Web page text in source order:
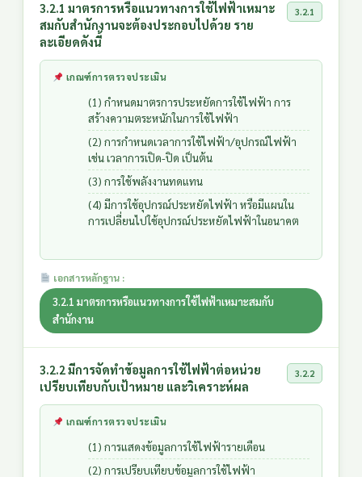
3.2.1 มาตรการหรือแนวทางการใช้ไฟฟ้าเหมาะ
สมกับสำนักงานจะต้องประกอบไปด้วย ราย
ละเอียดดังนี้
3.2.1
เกณฑ์การตรวจประเมิน
(1) กำหนดมาตรการประหยัดการใช้ไฟฟ้า การ
สร้างความตระหนักในการใช้ไฟฟ้า
(2) การกำหนดเวลาการใช้ไฟฟ้า/อุปกรณ์ไฟฟ้า
เช่น เวลาการเปิด-ปิด เป็นต้น
(3) การใช้พลังงานทดแทน
(4) มีการใช้อุปกรณ์ประหยัดไฟฟ้า หรือมีแผนใน
การเปลี่ยนไปใช้อุปกรณ์ประหยัดไฟฟ้าในอนาคต
เอกสารหลักฐาน :
3.2.1 มาตรการหรือแนวทางการใช้ไฟฟ้าเหมาะสมกับ
สำนักงาน
3.2.2 มีการจัดทำข้อมูลการใช้ไฟฟ้าต่อหน่วย
เปรียบเทียบกับเป้าหมาย และวิเคราะห์ผล
3.2.2
เกณฑ์การตรวจประเมิน
(1) การแสดงข้อมูลการใช้ไฟฟ้ารายเดือน
(2) การเปรียบเทียบข้อมูลการใช้ไฟฟ้า